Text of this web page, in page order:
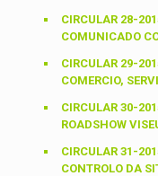
CIRCULAR 28-
COMUNICADO
CIRCULAR 29-
COMERCIO,
CIRCULAR 30-
ROADSHOW
CIRCULAR 31-
CONTROLO DA